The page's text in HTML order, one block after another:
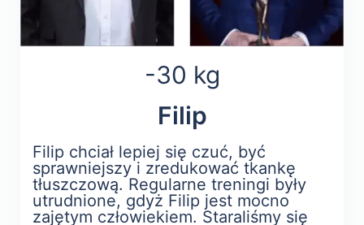
-30 kg
Filip
Filip chciał lepiej się czuć, być
sprawniejszy i zredukować tkankę
tłuszczową. Regularne treningi były
utrudnione, gdyż Filip jest mocno
zajętym człowiekiem. Staraliśmy się